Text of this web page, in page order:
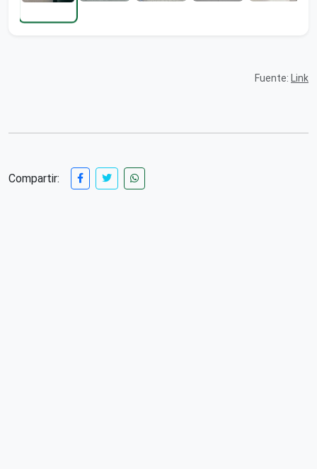
Fuente: Link
Compartir: